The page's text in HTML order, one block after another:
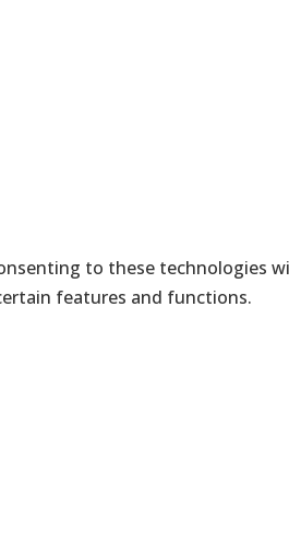
to these technologies
features and functions.